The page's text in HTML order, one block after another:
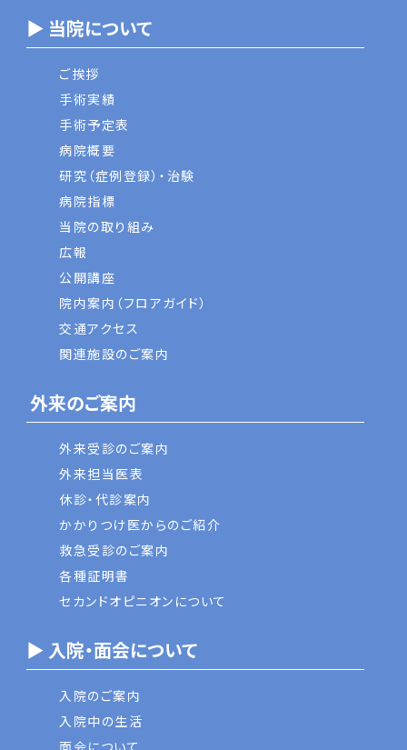
▶ 当院について
ご挨拶
手術実績
手術予定表
病院概要
研究（症例登録）・治験
病院指標
当院の取り組み
広報
公開講座
院内案内（フロアガイド）
交通アクセス
関連施設のご案内
外来のご案内
外来受診のご案内
外来担当医表
休診・代診案内
かかりつけ医からのご紹介
救急受診のご案内
各種証明書
セカンドオピニオンについて
▶ 入院・面会について
入院のご案内
入院中の生活